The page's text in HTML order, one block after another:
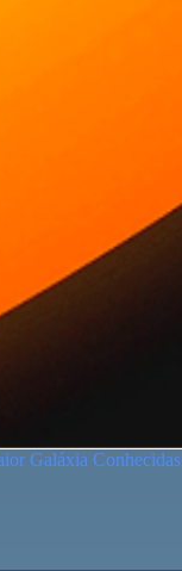
Galáxia Conhecidas